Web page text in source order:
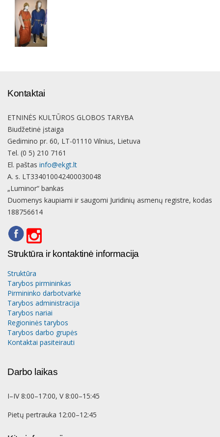
Kontaktai
ETNINĖS KULTŪROS GLOBOS TARYBA
Biudžetinė įstaiga
Gedimino pr. 60, LT-01110 Vilnius, Lietuva
Tel. (0 5) 210 7161
El. paštas info@ekgt.lt
A. s. LT334010042400030048
„Luminor“ bankas
Duomenys kaupiami ir saugomi Juridinių asmenų registre, kodas
188756614
Struktūra ir kontaktinė informacija
Struktūra
Tarybos pirmininkas
Pirmininko darbotvarkė
Tarybos administracija
Tarybos nariai
Regioninės tarybos
Tarybos darbo grupės
Kontaktai pasiteirauti
Darbo laikas
I–IV 8:00–17:00, V 8:00–15:45
Pietų pertrauka 12:00–12:45